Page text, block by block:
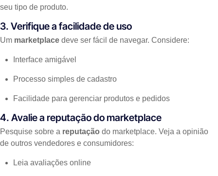
seu tipo de produto.
3. Verifique a facilidade de uso
Um marketplace deve ser fácil de navegar. Considere:
Interface amigável
Processo simples de cadastro
Facilidade para gerenciar produtos e pedidos
4. Avalie a reputação do marketplace
Pesquise sobre a reputação do marketplace. Veja a opinião
de outros vendedores e consumidores:
Leia avaliações online